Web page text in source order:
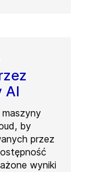
AI
by
przez
wyniki